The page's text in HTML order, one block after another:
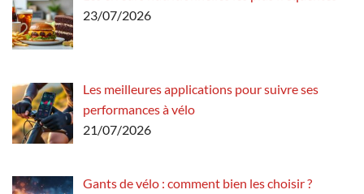
23/07/2026
Les meilleures applications pour suivre ses
performances à vélo
21/07/2026
Gants de vélo : comment bien les choisir ?